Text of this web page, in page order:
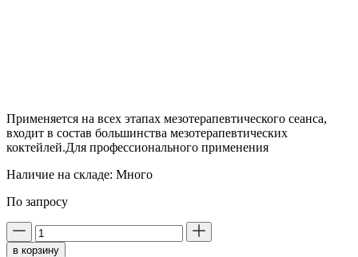
Применяется на всех этапах мезотерапевтического сеанса,
входит в состав большинства мезотерапевтических
коктейлей.Для профессионального применения
Наличие на складе: Много
По запросу
в корзину